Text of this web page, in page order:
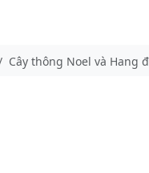
Cây thông Noel và Hang